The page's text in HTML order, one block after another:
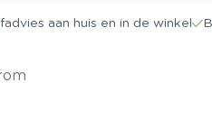
aan huis en in de winkel